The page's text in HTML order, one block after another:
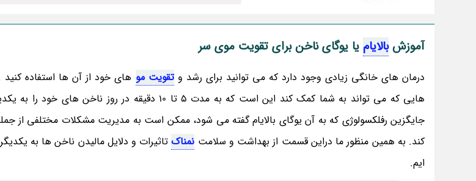
آموزشبالایام یا یوگای ناخن برای تقویت موی سر
درمان های خانگی زیادی وجود دارد که می توانید برای رشد وتقویت مو های خود از آن ها استفاده
هایی که می تواند به شما کمک کند این است که به مدت 5 تا 10 دقیقه در
جایگزین رفلکسولوژی که به آن یوگای بالایام گفته می شود، ممکن است به مدیریت مشکلات مختلفی از
کند. به همین منظور ما دراین قسمت از بهداشت و سلامت نمناکتاثیرات و دلایل مالیدن ناخن ها به
ایم.